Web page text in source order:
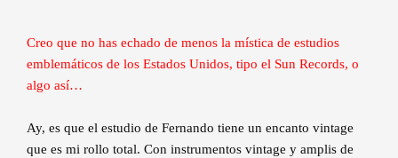
Creo que no has echado de menos la mística de estudios
emblemáticos de los Estados Unidos, tipo el Sun Records, o
algo así…
Ay, es que el estudio de Fernando tiene un encanto vintage
que es mi rollo total. Con instrumentos vintage y amplis de